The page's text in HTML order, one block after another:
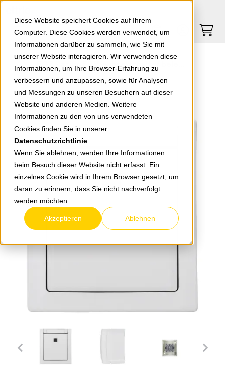
Diese Website speichert Cookies auf Ihrem
Computer. Diese Cookies werden verwendet, um
Informationen darüber zu sammeln, wie Sie mit
unserer Website interagieren. Wir verwenden diese
Informationen, um Ihre Browser-Erfahrung zu
verbessern und anzupassen, sowie für Analysen
und Messungen zu unseren Besuchern auf dieser
Website und anderen Medien. Weitere
Informationen zu den von uns verwendeten
Cookies finden Sie in unserer
Datenschutzrichtlinie
Wenn Sie ablehnen, werden Ihre Informationen
beim Besuch dieser Website nicht erfasst. Ein
einzelnes Cookie wird in Ihrem Browser gesetzt, um
daran zu erinnern, dass Sie nicht nachverfolgt
werden möchten.
Akzeptieren Ablehnen
Springe zu Hauptinhalt Springe zum Footer
0
zurück zur Übersicht